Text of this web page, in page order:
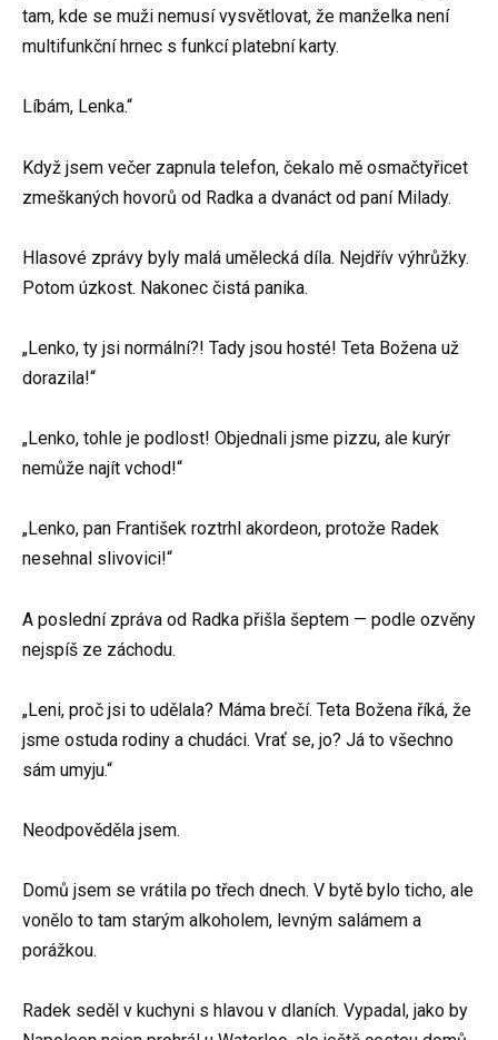
tam, kde se muži nemusí vysvětlovat, že manželka není
multifunkční hrnec s funkcí platební karty.
Líbám, Lenka.“
Když jsem večer zapnula telefon, čekalo mě osmačtyřicet
zmeškaných hovorů od Radka a dvanáct od paní Milady.
Hlasové zprávy byly malá umělecká díla. Nejdřív výhrůžky.
Potom úzkost. Nakonec čistá panika.
„Lenko, ty jsi normální?! Tady jsou hosté! Teta Božena už
dorazila!“
„Lenko, tohle je podlost! Objednali jsme pizzu, ale kurýr
nemůže najít vchod!“
„Lenko, pan František roztrhl akordeon, protože Radek
nesehnal slivovici!“
A poslední zpráva od Radka přišla šeptem — podle ozvěny
nejspíš ze záchodu.
„Leni, proč jsi to udělala? Máma brečí. Teta Božena říká, že
jsme ostuda rodiny a chudáci. Vrať se, jo? Já to všechno
sám umyju.“
Neodpověděla jsem.
Domů jsem se vrátila po třech dnech. V bytě bylo ticho, ale
vonělo to tam starým alkoholem, levným salámem a
porážkou.
Radek seděl v kuchyni s hlavou v dlaních. Vypadal, jako by